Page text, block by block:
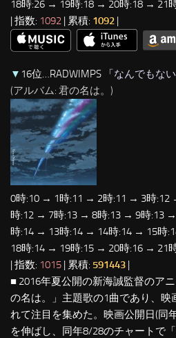
18時:26 → 19時:18 → 20時:18 → 21
| 指数: 1092 | 累積: 1092
▼ 16位…RADWIMPS 「なんでもな
(アルバム: 君の名は。)
0時:10 → 1時:11 → 2時:11 → 3時
時:12 → 7時:13 → 8時:13 → 9時:13
時:14 → 13時:14 → 14時:14 → 15時
18時:14 → 19時:15 → 20時:16 → 21
| 指数: 1015 | 累積: 591443 |
■ 2016年夏公開の新海誠監督のア
の名は。」主題歌の1曲であり、映
れて注目を集めた。映画公開日(同
を伸ばし、同年8/28のチャートで